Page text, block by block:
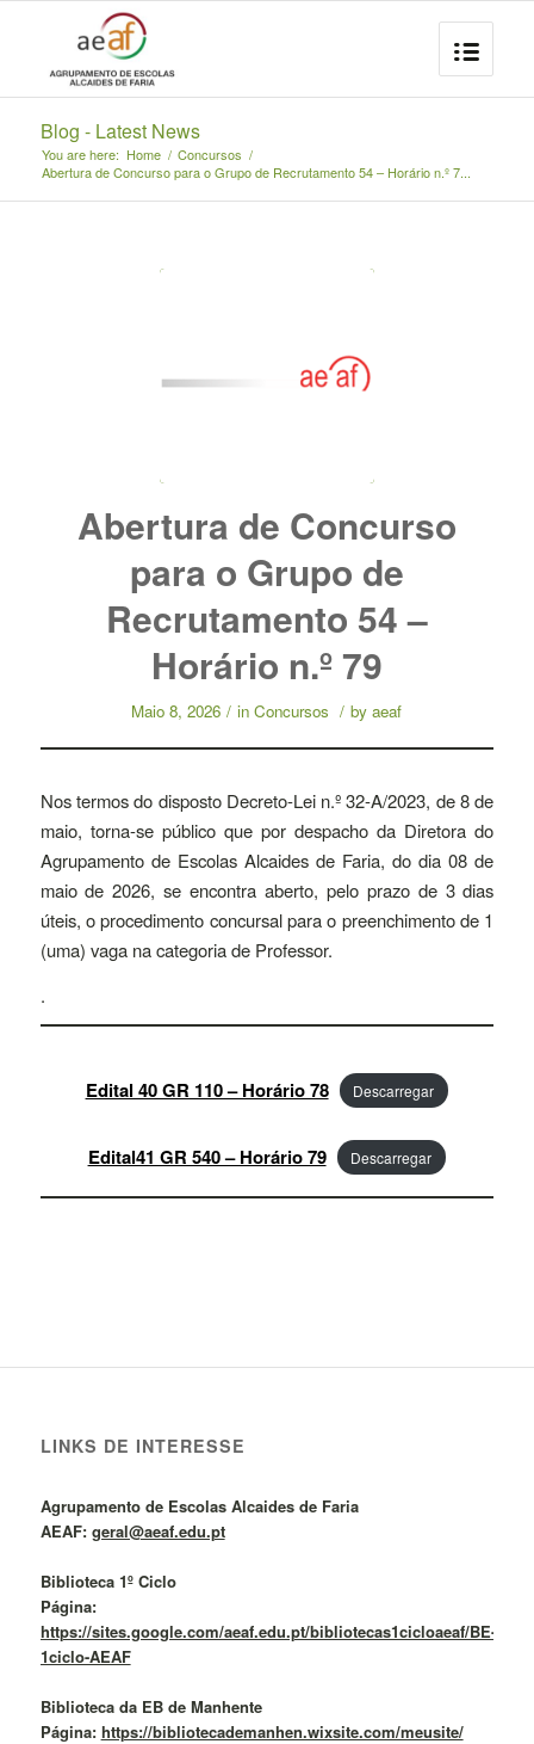
Blog - Latest News
You are here: Home / Concursos /
Abertura de Concurso para o Grupo de Recrutamento 54 – Horário n.º 7...
Abertura de Concurso
para o Grupo de
Recrutamento 54 –
Horário n.º 79
Maio 8, 2026 / inConcursos / byaeaf
Nos termos do disposto Decreto-Lei n.º 32-A/2023, de 8 de
maio, torna-se público que por despacho da Diretora do
Agrupamento de Escolas Alcaides de Faria, do dia 08 de
maio de 2026, se encontra aberto, pelo prazo de 3 dias
úteis, o procedimento concursal para o preenchimento de 1
(uma) vaga na categoria de Professor.
.
Edital 40 GR 110 – Horário 78 Descarregar
Edital41 GR 540 – Horário 79 Descarregar
LINKS DE INTERESSE
Agrupamento de Escolas Alcaides de Faria
AEAF: geral@aeaf.edu.pt
Biblioteca 1º Ciclo
Página:
https://sites.google.com/aeaf.edu.pt/bibliotecas1cicloaeaf/BE-
1ciclo-AEAF
Biblioteca da EB de Manhente
Página: https://bibliotecademanhen.wixsite.com/meusite/